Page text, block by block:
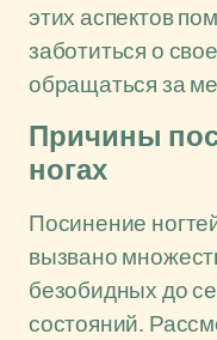
этих аспектов
заботиться о
обращаться за
Причины
ногах
Посинение
вызвано
безобидных до
состояний.